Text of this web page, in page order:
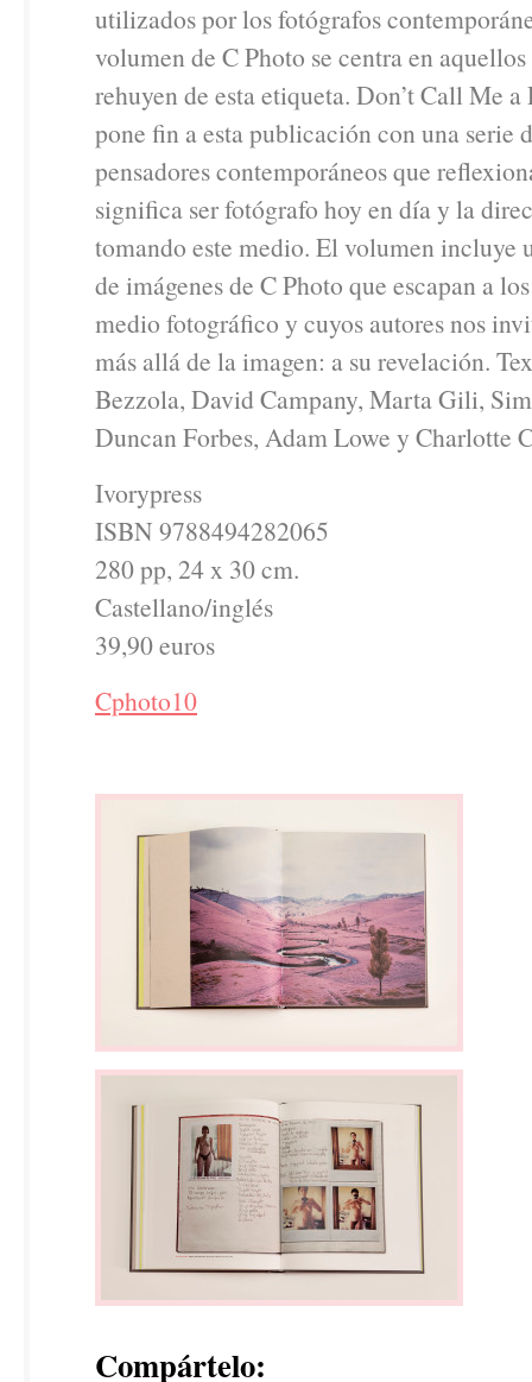
utilizados por los fotógrafos
volumen de C Photo se centra en
rehuyen de esta etiqueta. Don’t Call Me
pone fin a esta publicación con una serie
pensadores contemporáneos que
significa ser fotógrafo hoy en día y la
tomando este medio. El volumen incluye
de imágenes de C Photo que escapan a
medio fotográfico y cuyos autores nos
más allá de la imagen: a su revelación.
Bezzola, David Campany, Marta Gili,
Duncan Forbes, Adam Lowe y Charlotte
Ivorypress
ISBN 9788494282065
280 pp, 24 x 30 cm.
Castellano/inglés
39,90 euros
Cphoto10
Compártelo: